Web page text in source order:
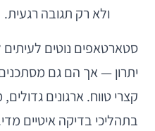
ולא רק תגובה רגעית.
סטארטאפים נוטים
קצרי טווח. ארגונים